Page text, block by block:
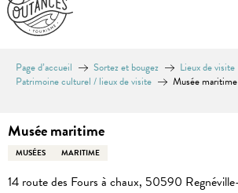
Page d’accueil Sortez et bougez
Lieux de visite
Patrimoine culturel / lieux de visite
Musée maritime
Musée maritime
MUSÉES MARITIME
14 route des Fours à chaux, 50590